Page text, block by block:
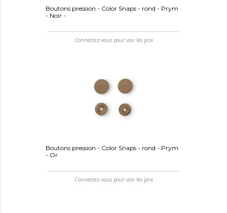
Boutons pression - Color Snaps - rond - Prym
- Noir -
Connectez-vous pour voir les prix
Boutons pression - Color Snaps - rond - Prym
- Or
Connectez-vous pour voir les prix